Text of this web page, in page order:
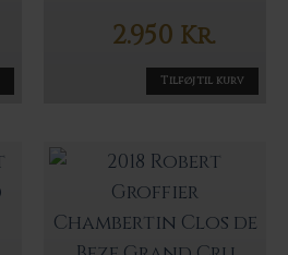
2.950 Kr.
Tilføj til kurv